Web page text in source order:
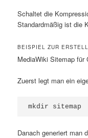
Schaltet die
Standardmäßig ist die
BEISPIEL ZUR
MediaWiki Sitemap für
Zuerst legt man ein
mkdir sitemap
Danach generiert man